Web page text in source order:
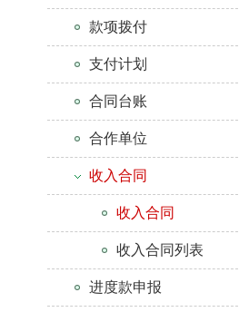
款项拨付
支付计划
合同台账
合作单位
收入合同
收入合同
收入合同列表
进度款申报